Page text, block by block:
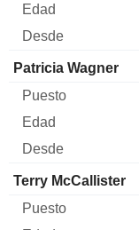
Patricia Wagner
Terry McCallister